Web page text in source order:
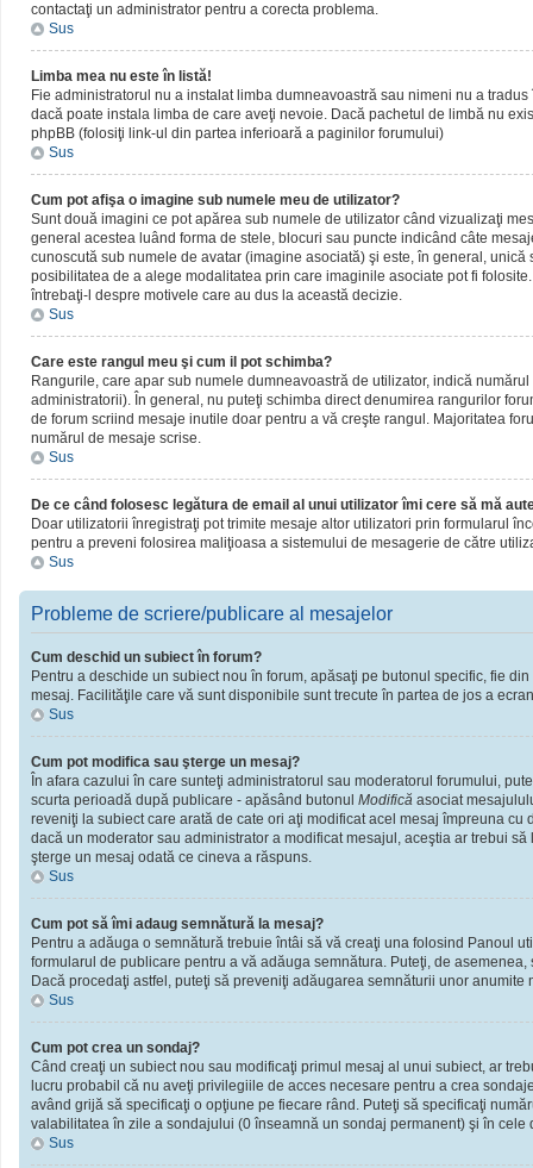
contactaţi un administrator pentru a corecta problema.
Sus
Limba mea nu este în listă!
Fie administratorul nu a instalat limba dumneavoastră sau nimeni nu a
dacă poate instala limba de care aveţi nevoie. Dacă pachetul de limbă nu
phpBB (folosiţi link-ul din partea inferioară a paginilor forumului)
Sus
Cum pot afişa o imagine sub numele meu de utilizator?
Sunt două imagini ce pot apărea sub numele de utilizator când vizualizaţi
general acestea luând forma de stele, blocuri sau puncte indicând câte
cunoscută sub numele de avatar (imagine asociată) şi este, în general,
posibilitatea de a alege modalitatea prin care imaginile asociate pot fi
întrebaţi-l despre motivele care au dus la această decizie.
Sus
Care este rangul meu şi cum il pot schimba?
Rangurile, care apar sub numele dumneavoastră de utilizator, indică
administratorii). În general, nu puteţi schimba direct denumirea rangurilor
de forum scriind mesaje inutile doar pentru a vă creşte rangul. Majoritatea
numărul de mesaje scrise.
Sus
De ce când folosesc legătura de email al unui utilizator îmi cere să mă
Doar utilizatorii înregistraţi pot trimite mesaje altor utilizatori prin formularul
pentru a preveni folosirea maliţioasa a sistemului de mesagerie de către
Sus
Probleme de scriere/publicare al mesajelor
Cum deschid un subiect în forum?
Pentru a deschide un subiect nou în forum, apăsaţi pe butonul specific, fie
mesaj. Facilităţile care vă sunt disponibile sunt trecute în partea de jos a
Sus
Cum pot modifica sau şterge un mesaj?
În afara cazului în care sunteţi administratorul sau moderatorul forumului,
scurta perioadă după publicare - apăsând butonul Modifică asociat
reveniţi la subiect care arată de cate ori aţi modificat acel mesaj împreuna
dacă un moderator sau administrator a modificat mesajul, aceştia ar trebui
şterge un mesaj odată ce cineva a răspuns.
Sus
Cum pot să îmi adaug semnătură la mesaj?
Pentru a adăuga o semnătură trebuie întâi să vă creaţi una folosind Panoul
formularul de publicare pentru a vă adăuga semnătura. Puteţi, de
Dacă procedaţi astfel, puteţi să preveniţi adăugarea semnăturii unor
Sus
Cum pot crea un sondaj?
Când creaţi un subiect nou sau modificaţi primul mesaj al unui subiect, ar
lucru probabil că nu aveţi privilegiile de acces necesare pentru a crea
având grijă să specificaţi o opţiune pe fiecare rând. Puteţi să specificaţi
valabilitatea în zile a sondajului (0 înseamnă un sondaj permanent) şi în
Sus